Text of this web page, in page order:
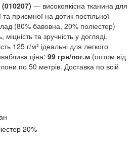
— високоякісна тканина для
та приємної на дотик постільної
(80% бавовна, 20% поліестер)
та зручність у догляді.
125 г/м² ідеальні для легкого
ціна: 99 грн/пог.м (оптом від
по 50 метрів. Доставка по всій
20%